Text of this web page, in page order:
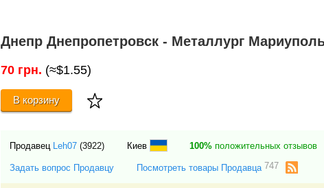
Днепр Днепропетровск - Металлург
70 грн. (≈$1.55)
В корзину
Продавец Leh07 (3922) Киев 100% положительных отзывов
Задать вопрос Продавцу Посмотреть товары Продавца 747